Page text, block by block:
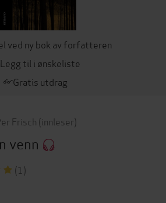
ved ny bok av forfatteren
Legg til i ønskeliste
Gratis utdrag
Frisch (innleser)
venn
(1)